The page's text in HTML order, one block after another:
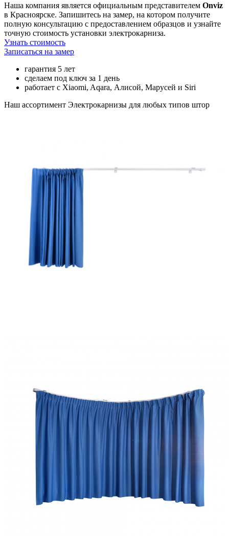
Наша компания является официальным представителем Onviz
в Красноярске. Запишитесь на замер, на котором получите
полную консультацию с предоставлением образцов и узнайте
точную стоимость установки электрокарниза.
Узнать стоимость
Записаться на замер
гарантия 5 лет
сделаем под ключ за 1 день
работает с Xiaomi, Aqara, Алисой, Марусей и Siri
Наш ассортимент Электрокарнизы для любых типов штор